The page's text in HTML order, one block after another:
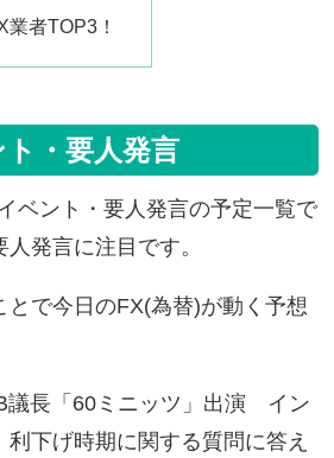
者TOP3！
・要人発言
ベント・要人発言の予定一覧で
発言に注目です。
とで今日のFX(為替)が動く予想
長「60ミニッツ」出演 イン
下げ時期に関する質問に答え